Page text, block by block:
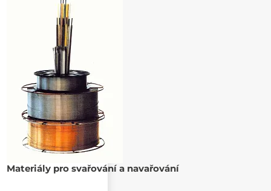
Materiály pro svařování a navařování